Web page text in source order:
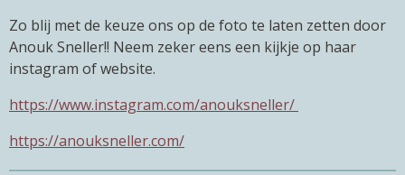
Zo blij met de keuze ons op de foto te laten zetten door
Anouk Sneller!! Neem zeker eens een kijkje op haar
instagram of website.
https://www.instagram.com/anouksneller/
https://anouksneller.com/